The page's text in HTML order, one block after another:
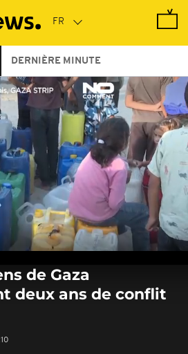
DERNIÈRE MINUTE
de Gaza
deux ans de conflit